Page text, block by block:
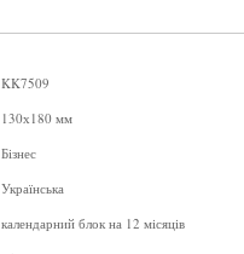
KK7509
130х180 мм
Бізнес
Українська
календарний блок на 12 місяців